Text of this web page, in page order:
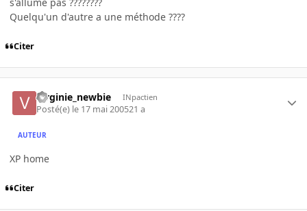
Quelqu'un d'autre a une méthode ????
Citer
Virginie_newbie INpactien
Posté(e) le 17 mai 200521 a
AUTEUR
XP home
Citer